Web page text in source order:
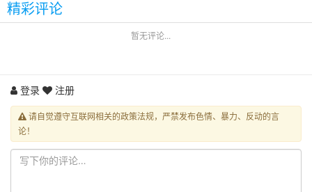
精彩评论
暂无评论...
登录 注册
请自觉遵守互联网相关的政策法规，严禁发布色情、暴力、反动的言
论！